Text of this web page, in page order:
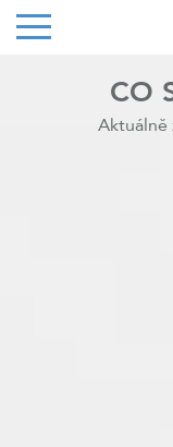
CO
Aktuálně